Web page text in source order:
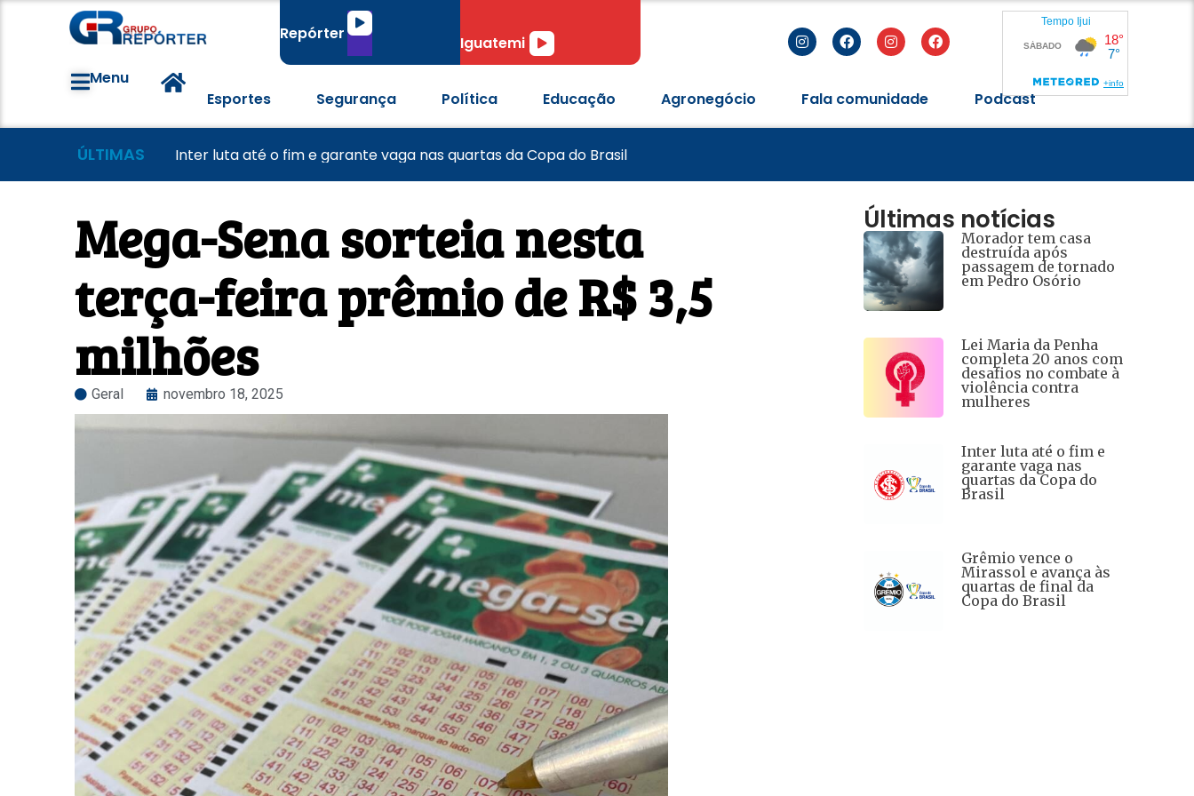
Repórter
Tocador
áudio
Iguatemi Tocador
de
Menu
Esportes
Segurança Política Educação Agronegócio Fala comunidade Podcast
ÚLTIMAS Morador tem casa destruída após passagem de tornado em Pedro Osório
Lei Maria da Penha completa 20 anos com desafios no combate à violência contra mulheres
Inter luta até o fim e garante vaga nas quartas da Copa do Brasil
Mega-Sena sorteia nesta
terça-feira prêmio de R$ 3,5
milhões
Geral novembro 18, 2025
Últimas notícias
Morador tem casa
destruída após
passagem de tornado
em Pedro Osório
Lei Maria da Penha
completa 20 anos com
desafios no combate à
violência contra
mulheres
Inter luta até o fim e
garante vaga nas
quartas da Copa do
Brasil
Grêmio vence o
Mirassol e avança às
quartas de final da
Copa do Brasil